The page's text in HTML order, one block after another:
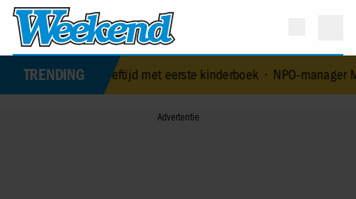
TRENDING
op 84-jarige leeftijd met eerste kinderboek• NPO-manager